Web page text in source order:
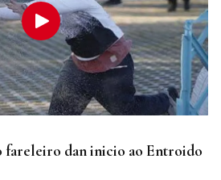
fareleiro dan inicio ao Entroido